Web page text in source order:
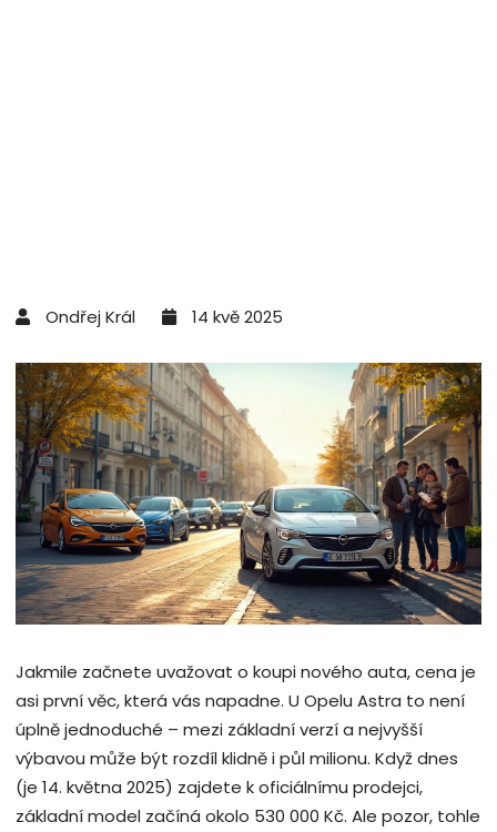
Ondřej Král 14 kvě 2025
Jakmile začnete uvažovat o koupi nového auta, cena je
asi první věc, která vás napadne. U Opelu Astra to není
úplně jednoduché – mezi základní verzí a nejvyšší
výbavou může být rozdíl klidně i půl milionu. Když dnes
(je 14. května 2025) zajdete k oficiálnímu prodejci,
základní model začíná okolo 530 000 Kč. Ale pozor, tohle